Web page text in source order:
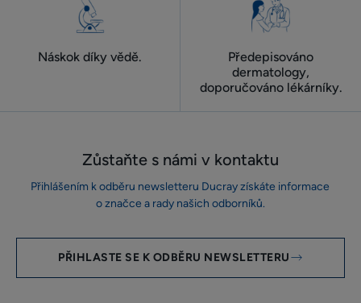
Náskok díky vědě.
Předepisováno
dermatology,
doporučováno lékárníky.
Zůstaňte s námi v kontaktu
Přihlášením k odběru newsletteru Ducray získáte informace
o značce a rady našich odborníků.
PŘIHLASTE SE K ODBĚRU NEWSLETTERU